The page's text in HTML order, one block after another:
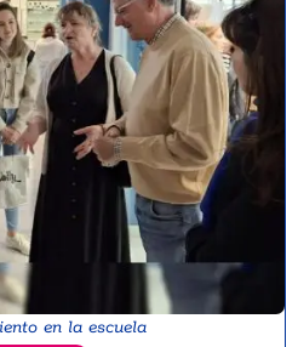
en la escuela